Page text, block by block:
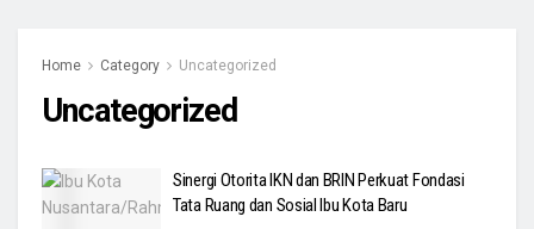
Home Category Uncategorized
Uncategorized
Sinergi Otorita IKN dan BRIN Perkuat Fondasi
Tata Ruang dan Sosial Ibu Kota Baru